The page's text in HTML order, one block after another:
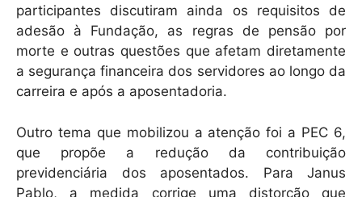
participantes discutiram ainda os requisitos de
adesão à Fundação, as regras de pensão por
morte e outras questões que afetam diretamente
a segurança financeira dos servidores ao longo da
carreira e após a aposentadoria.
Outro tema que mobilizou a atenção foi a PEC 6,
que propõe a redução da contribuição
previdenciária dos aposentados. Para Janus
Pablo, a medida corrige uma distorção que